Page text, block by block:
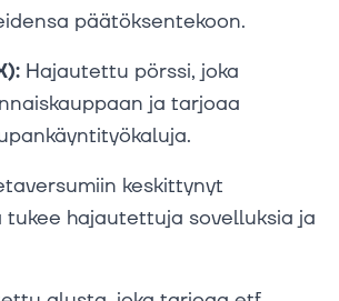
päätöksentekoon.
Hajautettu pörssi, joka
ja tarjoaa
keskittynyt
tukee hajautettuja sovelluksia ja